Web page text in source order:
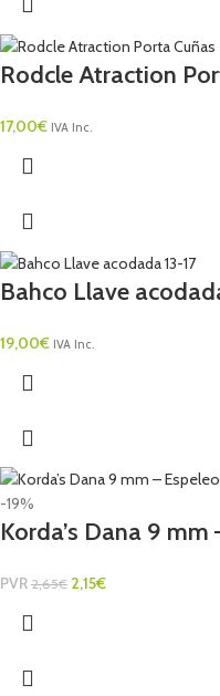
Rodcle Atraction
17,00€ IVA Inc.
Bahco Llave
19,00€ IVA Inc.
-19%
Korda’s Dana 9
PVR 2,65€ 2,15€